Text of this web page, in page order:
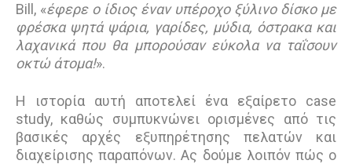
Bill, «έφερε ο ίδιος έναν υπέροχο ξύλινο δίσκο με
φρέσκα ψητά ψάρια, γαρίδες, μύδια, όστρακα και
λαχανικά που θα μπορούσαν εύκολα να ταΐσουν
οκτώ άτομα!».
Η ιστορία αυτή αποτελεί ένα εξαίρετο case
study, καθώς συμπυκνώνει ορισμένες από τις
βασικές αρχές εξυπηρέτησης πελατών και
διαχείρισης παραπόνων. Ας δούμε λοιπόν πώς ο